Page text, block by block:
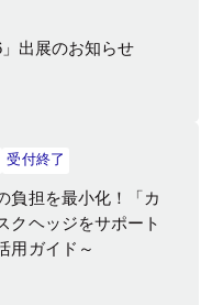
出展のお知らせ
受付終了
負担を最小化！「カ
クヘッジをサポート
用ガイド～